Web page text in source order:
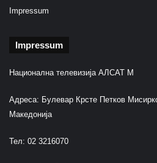
Impressum
Impressum
Национална телевизија АЛСАТ М
Адреса: Булевар Крсте Петков
Македонија
Тел: 02 3216070